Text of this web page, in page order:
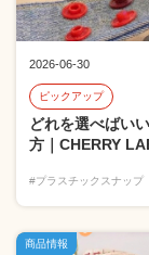
2026-06-30
ピックアップ
どれを選べばい
方｜CHERRY
#プラスチックスナップ
商品情報